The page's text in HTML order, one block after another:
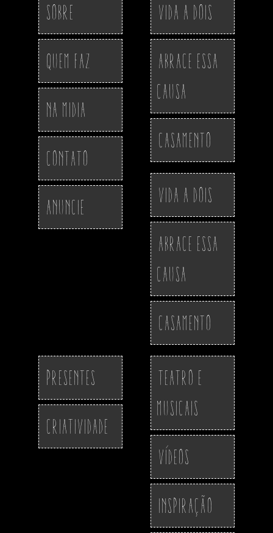
Sobre
Quem Faz
Na Midia
Contato
Anuncie
Vida a Dois
Abrace essa
Causa
Casamento
Vida a Dois
Abrace essa
Causa
Casamento
Presentes
Criatividade
Teatro e
Musicais
Vídeos
Inspiração